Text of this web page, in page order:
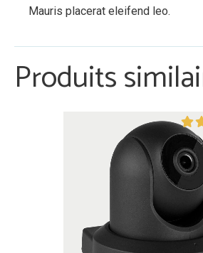
Mauris placerat eleifend leo.
Produits